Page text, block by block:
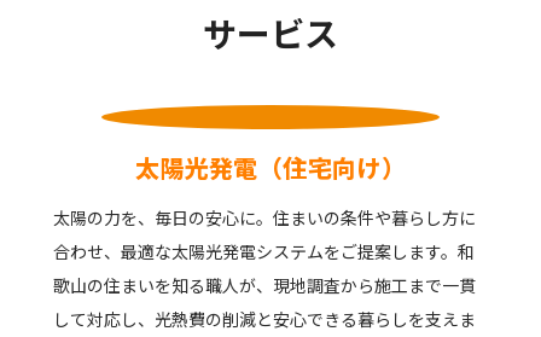
サービス
太陽光発電（住宅向け）
太陽の力を、毎日の安心に。住まいの条件や暮らし方に
合わせ、最適な太陽光発電システムをご提案します。和
歌山の住まいを知る職人が、現地調査から施工まで一貫
して対応し、光熱費の削減と安心できる暮らしを支えま